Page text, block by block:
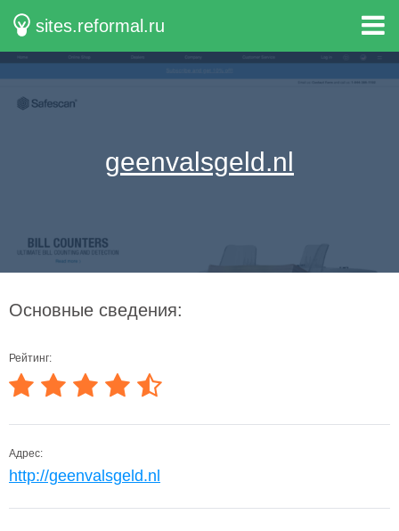
sites.reformal.ru
geenvalsgeld.nl
Основные сведения:
Рейтинг:
Адрес:
http://geenvalsgeld.nl